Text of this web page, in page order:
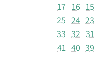
15
16
17
23
24
25
31
32
33
39
40
41